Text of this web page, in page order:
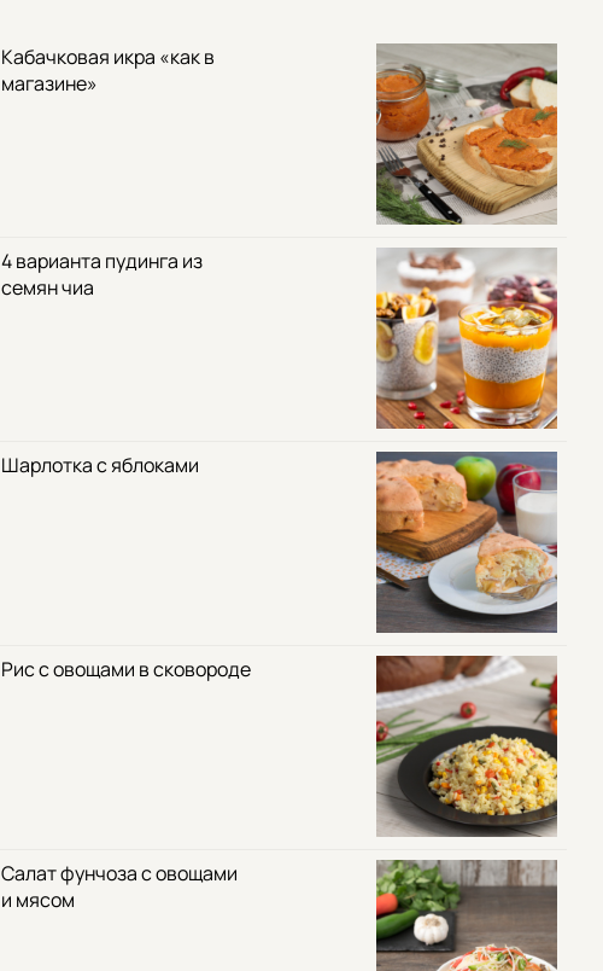
Кабачковая икра «как в
магазине»
4 варианта пудинга из
семян чиа
Шарлотка с яблоками
Рис с овощами в сковороде
Салат фунчоза с овощами
и мясом